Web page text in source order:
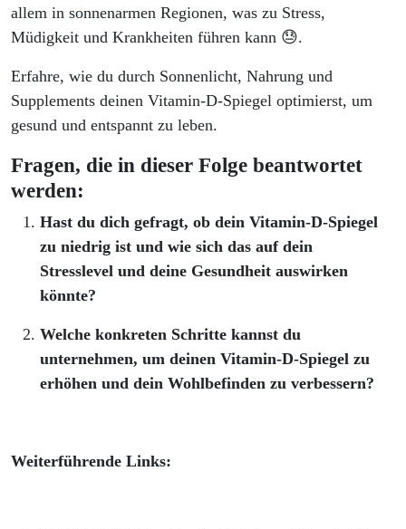
allem in sonnenarmen Regionen, was zu Stress,
Müdigkeit und Krankheiten führen kann 😓.
Erfahre, wie du durch Sonnenlicht, Nahrung und
Supplements deinen Vitamin-D-Spiegel optimierst, um
gesund und entspannt zu leben.
Fragen, die in dieser Folge beantwortet
werden:
Hast du dich gefragt, ob dein Vitamin-D-Spiegel
zu niedrig ist und wie sich das auf dein
Stresslevel und deine Gesundheit auswirken
könnte?
Welche konkreten Schritte kannst du
unternehmen, um deinen Vitamin-D-Spiegel zu
erhöhen und dein Wohlbefinden zu verbessern?
Weiterführende Links: